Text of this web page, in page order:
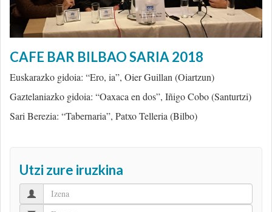
CAFE BAR BILBAO SARIA 2018
Euskarazko gidoia: “Ero, ia”, Oier Guillan (Oiartzun)
Gaztelaniazko gidoia: “Oaxaca en dos”, Iñigo Cobo (Santurtzi)
Sari Berezia: “Tabernaria”, Patxo Telleria (Bilbo)
Utzi zure iruzkina